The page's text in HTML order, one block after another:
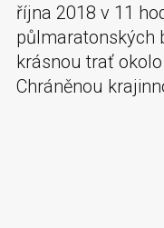
října 2018 v 11
půlmaratonských
krásnou trať
Chráněnou